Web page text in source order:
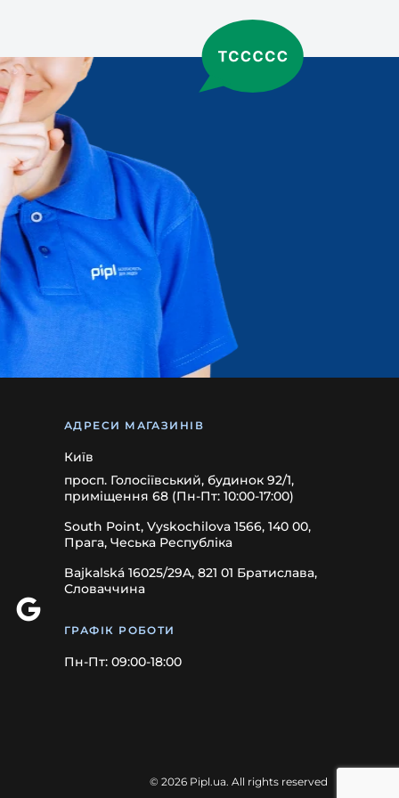
АДРЕСИ МАГАЗИНІВ
Київ
просп. Голосіївський, будинок 92/1,
приміщення 68 (Пн-Пт: 10:00-17:00)
South Point, Vyskochilova 1566, 140 00,
Прага, Чеська Республіка
Bajkalská 16025/29A, 821 01 Братислава,
Словаччина
ГРАФІК РОБОТИ
Пн-Пт: 09:00-18:00
© 2026 Pipl.ua. All rights reserved